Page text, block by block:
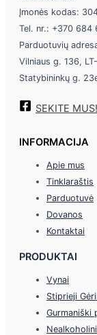
Įmonės kodas:
Tel. nr.: +370 684
Parduotuvių
Vilniaus g. 136,
Statybininkų g.
SEKITE MUS!
INFORMACIJA
Apie mus
Tinklaraštis
Parduotuvė
Dovanos
Kontaktai
PRODUKTAI
Vynai
Stiprieji
Gurmaniški